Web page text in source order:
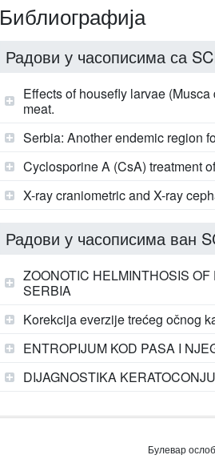
Библиографија
Радови у часописима са
Effects of housefly larvae
meat.
Serbia: Another endemic region
Cyclosporine A (CsA) treatment
X-ray craniometric and X-ray
Радови у часописима ван
ZOONOTIC HELMINTHOSIS
SERBIA
Korekcija everzije trećeg očnog
ENTROPIJUM KOD PASA I
DIJAGNOSTIKA
Булевар